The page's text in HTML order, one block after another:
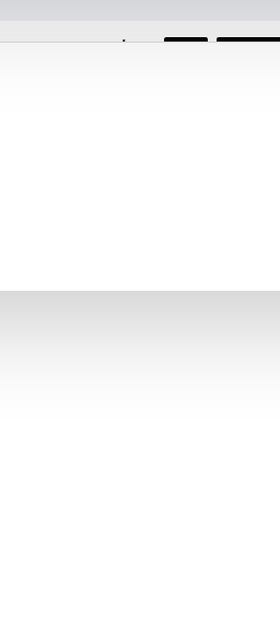
Ετικέτες: MUA μασκαρα